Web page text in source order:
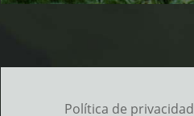
Política de privacidad